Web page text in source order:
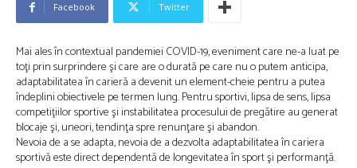
Facebook Twitter
Mai ales în contextual pandemiei COVID-19, eveniment care ne-a luat pe
toţi prin surprindere şi care are o durată pe care nu o putem anticipa,
adaptabilitatea în carieră a devenit un element-cheie pentru a putea
îndeplini obiectivele pe termen lung. Pentru sportivi, lipsa de sens, lipsa
competiţiilor sportive şi instabilitatea procesului de pregătire au generat
blocaje şi, uneori, tendinţa spre renunţare şi abandon.
Nevoia de a se adapta, nevoia de a dezvolta adaptabilitatea în cariera
sportivă este direct dependentă de longevitatea în sport şi performanţă.